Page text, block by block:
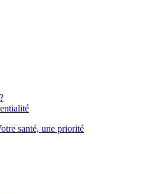
santé, une priorité